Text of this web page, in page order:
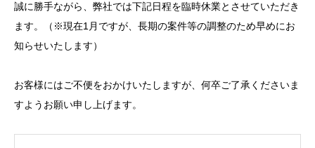
誠に勝手ながら、弊社では下記日程を臨時休業とさせていただき
ます。（※現在1月ですが、長期の案件等の調整のため早めにお
知らせいたします）
お客様にはご不便をおかけいたしますが、何卒ご了承くださいま
すようお願い申し上げます。